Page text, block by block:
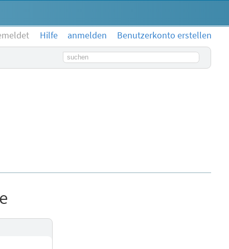
Hilfe anmelden
Benutzerkonto erstellen
Suchbegriff